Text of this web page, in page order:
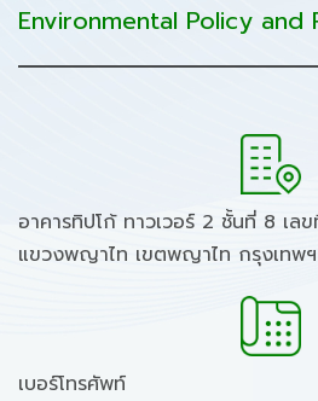
Environmental Policy and
อาคารทิปโก้ ทาวเวอร์ 2 ชั้นที่ 8 เล
แขวงพญาไท เขตพญาไท กรุงเทพ
เบอร์โทรศัพท์